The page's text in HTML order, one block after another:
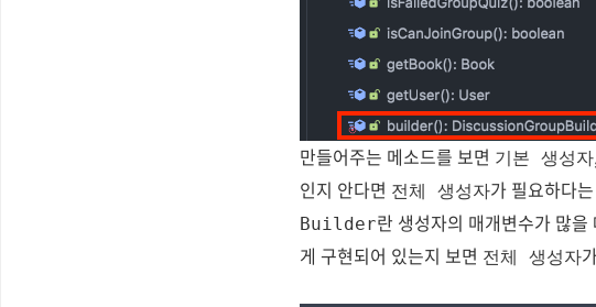
만들어주는 메소드를 보면 기본 생성자
인지 안다면 전체 생성자가 필요하다
Builder란 생성자의 매개변수가 많
게 구현되어 있는지 보면 전체 생성자